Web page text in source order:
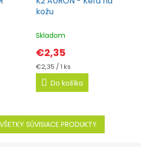
kožu
Skladom
€2,35
Jednotková
cena:
€2,35 / 1 ks
Do košíka
SÚVISIACE PRODUKTY